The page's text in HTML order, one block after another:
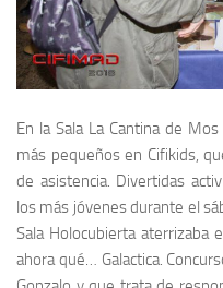
En laSala La Cantina de Mos
más pequeños en Cifikids,
de asistencia. Divertidas
los más jóvenes durante el
Sala Holocubiertaaterrizaba
ahora qué… Galactica.